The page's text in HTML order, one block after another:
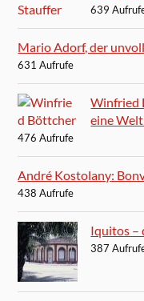
639
Mario Adorf, der
631 Aufrufe
Winfried
eine
476 Aufrufe
André Kostolany:
438 Aufrufe
Iquitos –
387